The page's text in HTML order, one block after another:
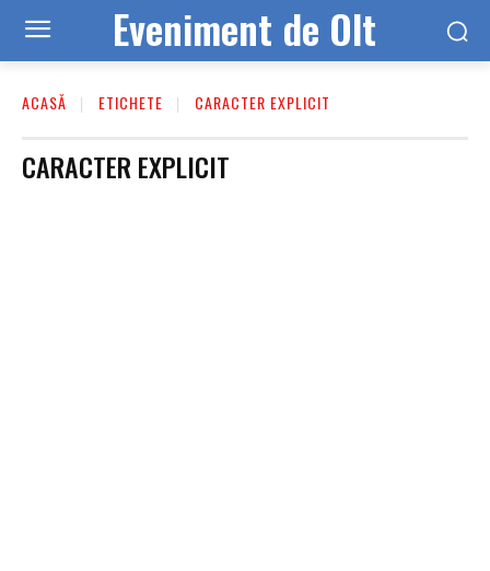
Eveniment de Olt
ACASĂ ETICHETE CARACTER EXPLICIT
CARACTER EXPLICIT